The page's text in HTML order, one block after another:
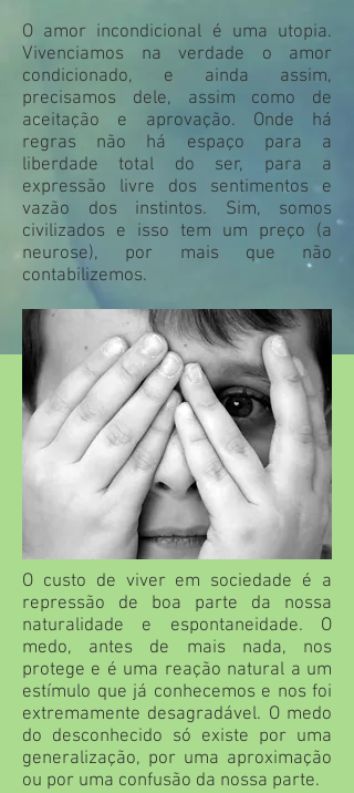
O amor incondicional é uma utopia.
Vivenciamos na verdade o amor
condicionado, e ainda assim,
precisamos dele, assim como de
aceitação e aprovação. Onde há
regras não há espaço para a
liberdade total do ser, para a
expressão livre dos sentimentos e
vazão dos instintos. Sim, somos
civilizados e isso tem um preço (a
neurose), por mais que não
contabilizemos.
O custo de viver em sociedade é a
repressão de boa parte da nossa
naturalidade e espontaneidade. O
medo, antes de mais nada, nos
protege e é uma reação natural a um
estímulo que já conhecemos e nos foi
extremamente desagradável. O medo
do desconhecido só existe por uma
generalização, por uma aproximação
ou por uma confusão da nossa parte.